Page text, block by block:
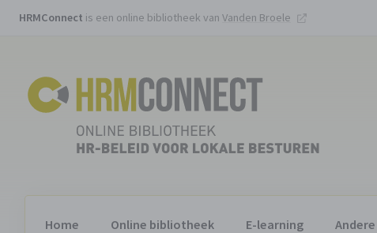
HRMConnect is een online bibliotheek van Vanden Broele
Home Online bibliotheek E-learning